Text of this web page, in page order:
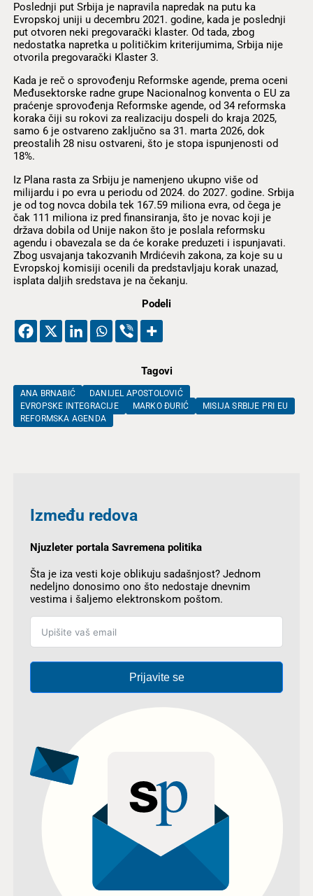
Poslednji put Srbija je napravila napredak na putu ka
Evropskoj uniji u decembru 2021. godine, kada je poslednji
put otvoren neki pregovarački klaster. Od tada, zbog
nedostatka napretka u političkim kriterijumima, Srbija nije
otvorila pregovarački Klaster 3.
Kada je reč o sprovođenju Reformske agende, prema oceni
Međusektorske radne grupe Nacionalnog konventa o EU za
praćenje sprovođenja Reformske agende, od 34 reformska
koraka čiji su rokovi za realizaciju dospeli do kraja 2025,
samo 6 je ostvareno zaključno sa 31. marta 2026, dok
preostalih 28 nisu ostvareni, što je stopa ispunjenosti od
18%.
Iz Plana rasta za Srbiju je namenjeno ukupno više od
milijardu i po evra u periodu od 2024. do 2027. godine. Srbija
je od tog novca dobila tek 167.59 miliona evra, od čega je
čak 111 miliona iz pred finansiranja, što je novac koji je
država dobila od Unije nakon što je poslala reformsku
agendu i obavezala se da će korake preduzeti i ispunjavati.
Zbog usvajanja takozvanih Mrdićevih zakona, za koje su u
Evropskoj komisiji ocenili da predstavljaju korak unazad,
isplata daljih sredstava je na čekanju.
Podeli
Tagovi
ANA BRNABIĆ
DANIJEL APOSTOLOVIĆ
EVROPSKE INTEGRACIJE
MARKO ĐURIĆ
MISIJA SRBIJE PRI EU
REFORMSKA AGENDA
Između redova
Njuzleter portala Savremena politika
Šta je iza vesti koje oblikuju sadašnjost? Jednom
nedeljno donosimo ono što nedostaje dnevnim
vestima i šaljemo elektronskom poštom.
Prijavite se